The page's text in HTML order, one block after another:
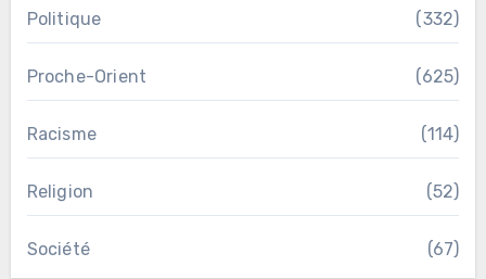
Politique (332)
Proche-Orient (625)
Racisme (114)
Religion (52)
Société (67)